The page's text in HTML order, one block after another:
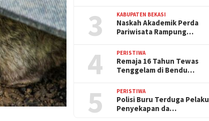
3 KABUPATEN BEKASI
Naskah Akademik Perda
Pariwisata Rampung…
4 PERISTIWA
Remaja 16 Tahun Tewas
Tenggelam di Bendu…
5 PERISTIWA
Polisi Buru Terduga Pelaku
Penyekapan da…